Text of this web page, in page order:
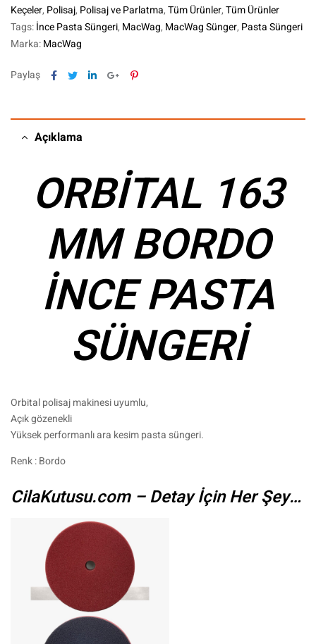
Keçeler, Polisaj, Polisaj ve Parlatma,Tüm Ürünler,Tüm Ürünler
Tags:İnce Pasta Süngeri, MacWag, MacWag Sünger, Pasta Süngeri
Marka:MacWag
Paylaş Facebook
TwitterLinkedinGoogle+Pinterest
Açıklama
ORBİTAL 163
MM BORDO
İNCE PASTA
SÜNGERİ
Orbital polisaj makinesi uyumlu,
Açık gözenekli
Yüksek performanlı ara kesim pasta süngeri.
Renk : Bordo
CilaKutusu.com – Detay İçin Her Şey…